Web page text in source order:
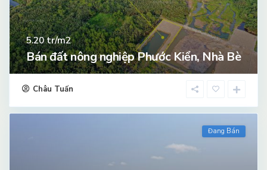
5.20tr/m2
Bán đất nông nghiệp Phước Kiển, Nhà Bè
Châu Tuấn
Đang Bán